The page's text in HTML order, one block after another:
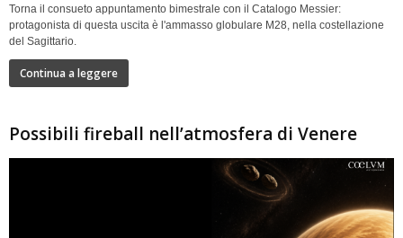
Torna il consueto appuntamento bimestrale con il Catalogo Messier:
protagonista di questa uscita è l'ammasso globulare M28, nella costellazione
del Sagittario.
Continua a leggere
Possibili fireball nell’atmosfera di Venere